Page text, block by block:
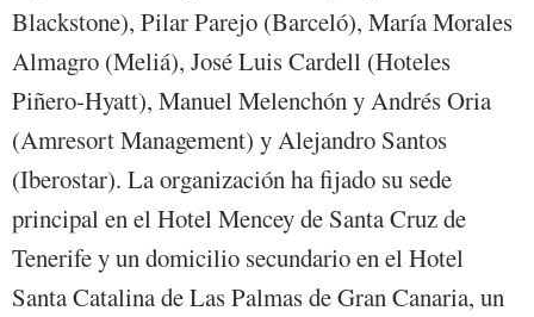
Blackstone), Pilar Parejo (Barceló), María Morales
Almagro (Meliá), José Luis Cardell (Hoteles
Piñero-Hyatt), Manuel Melenchón y Andrés Oria
(Amresort Management) y Alejandro Santos
(Iberostar). La organización ha fijado su sede
principal en el Hotel Mencey de Santa Cruz de
Tenerife y un domicilio secundario en el Hotel
Santa Catalina de Las Palmas de Gran Canaria, un